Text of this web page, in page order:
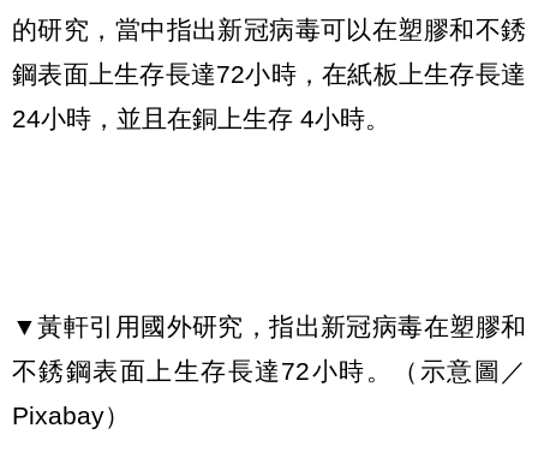
的研究，當中指出新冠病毒可以在塑膠和不銹
鋼表面上生存長達72小時，在紙板上生存長達
24小時，並且在銅上生存 4小時。
▼黃軒引用國外研究，指出新冠病毒在塑膠和
不銹鋼表面上生存長達72小時。（示意圖／
Pixabay）